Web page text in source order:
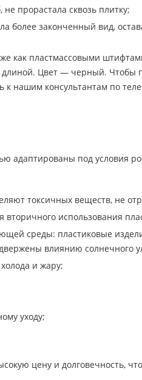
прорастала сквозь плитку;
более законченный вид,
как пластмассовыми
Цвет — черный. Чтобы
к нашим консультантам по
адаптированы под условия
токсичных веществ, не
использования
среды: пластиковые
влиянию солнечного
и жару;
уходу;
цену и долговечность,